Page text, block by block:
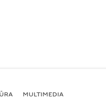
MULTIMEDIA